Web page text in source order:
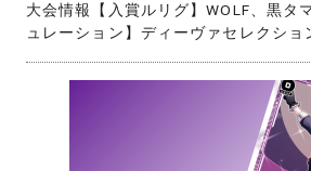
大会情報【入賞ルリグ】WOLF、黒タ
ュレーション】ディーヴァセレクショ